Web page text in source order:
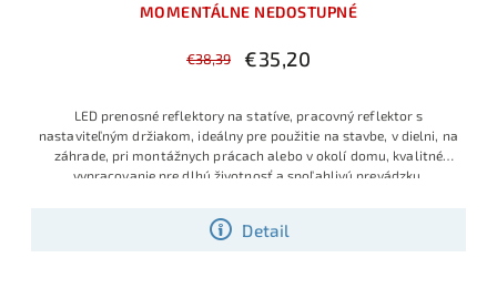
MOMENTÁLNE NEDOSTUPNÉ
€38,39 €35,20
Detail
LED prenosné reflektory na statíve, pracovný reflektor s
nastaviteľným držiakom, ideálny pre použitie na stavbe, v dielni, na
záhrade, pri montážnych prácach alebo v okolí domu, kvalitné
vypracovanie pre dlhú životnosť a spoľahlivú prevádzku,